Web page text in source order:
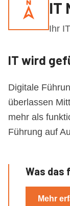
IT
Ihr
IT wird
Digitale
überlassen
mehr als
Führung auf
Was das
Mehr